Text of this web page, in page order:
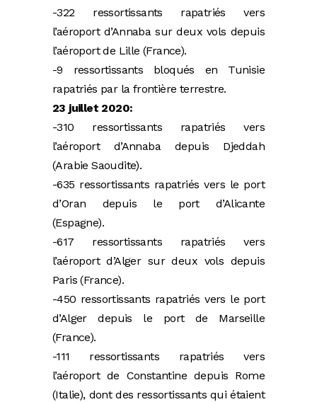
-322 ressortissants rapatriés vers
l’aéroport d’Annaba sur deux vols depuis
l’aéroport de Lille (France).
-9 ressortissants bloqués en Tunisie
rapatriés par la frontière terrestre.
23 juillet 2020:
-310 ressortissants rapatriés vers
l’aéroport d’Annaba depuis Djeddah
(Arabie Saoudite).
-635 ressortissants rapatriés vers le port
d’Oran depuis le port d’Alicante
(Espagne).
-617 ressortissants rapatriés vers
l’aéroport d’Alger sur deux vols depuis
Paris (France).
-450 ressortissants rapatriés vers le port
d’Alger depuis le port de Marseille
(France).
-111 ressortissants rapatriés vers
l’aéroport de Constantine depuis Rome
(Italie), dont des ressortissants qui étaient